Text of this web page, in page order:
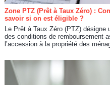
Zone PTZ (Prêt à Taux Zéro) :
savoir si on est éligible ?
Le Prêt à Taux Zéro (PTZ)
des conditions de remboursement
l’accession à la propriété des